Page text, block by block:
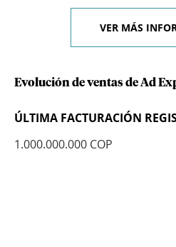
VER MÁS
Evolución de ventas de Ad
ÚLTIMA FACTURACIÓN
1.000.000.000 COP